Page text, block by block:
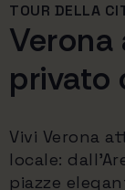
TOUR DELLA
privato
Vivi Verona
locale:
piazze